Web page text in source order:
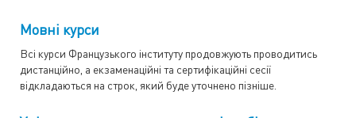
Мовні курси
Всі курси Французького інституту продовжують проводитись
дистанційно, а екзаменаційні та сертифікаційні сесії
відкладаються на строк, який буде уточнено пізніше.